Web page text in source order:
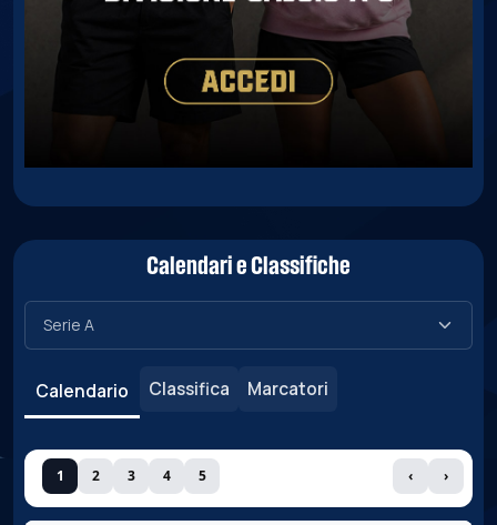
Calendari e Classifiche
Calendario Classifica Marcatori
1 2 3 4 5 ‹ ›